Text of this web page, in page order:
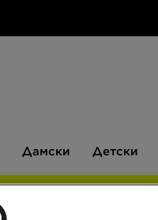
Дамски Детски